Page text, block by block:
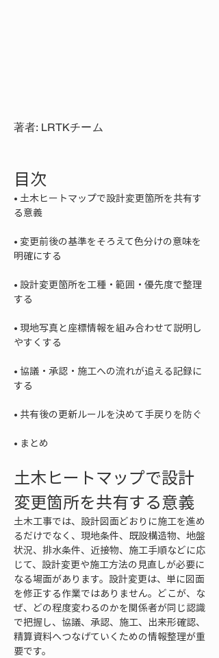
著者: LRTKチーム
目次
• 土木ヒートマップで設計変更箇所を共有す
• 変更前後の基準をそろえて色分けの意味を
• 設計変更箇所を工種・範囲・優先度で整理
• 現地写真と座標情報を組み合わせて説明し
• 協議・承認・施工への流れが追える記録に
•
• まとめ
土木ヒートマップで設計
変更箇所を共有する意義
土木工事では、設計図面どおりに施工を進め
るだけでなく、現地条件、既設構造物、地盤
状況、排水条件、近接物、施工手順などに応
じて、設計変更や施工方法の見直しが必要に
なる場面があります。設計変更は、単に図面
を修正する作業ではありません。どこが、な
ぜ、どの程度変わるのかを関係者が同じ認識
で把握し、協議、承認、施工、出来形確認、
精算資料へつなげていくための情報整理が重
要です。